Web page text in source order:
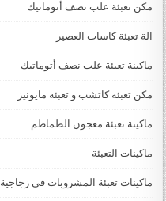
مكن تعبئة علب نصف أتوماتيك
الة تعبئة كاسات العصير
ماكينة تعبئة علب نصف أتوماتيك
مكن تعبئة كاتشب و تعبئة مايونيز
ماكينة تعبئة معجون الطماطم
ماكينات التعبئة
ماكينات تعبئة المشروبات فى زجاجية